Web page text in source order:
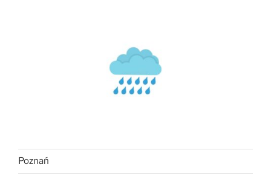
Poznań